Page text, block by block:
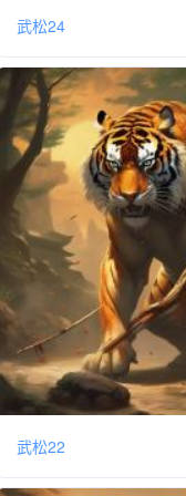
武松24
武松22